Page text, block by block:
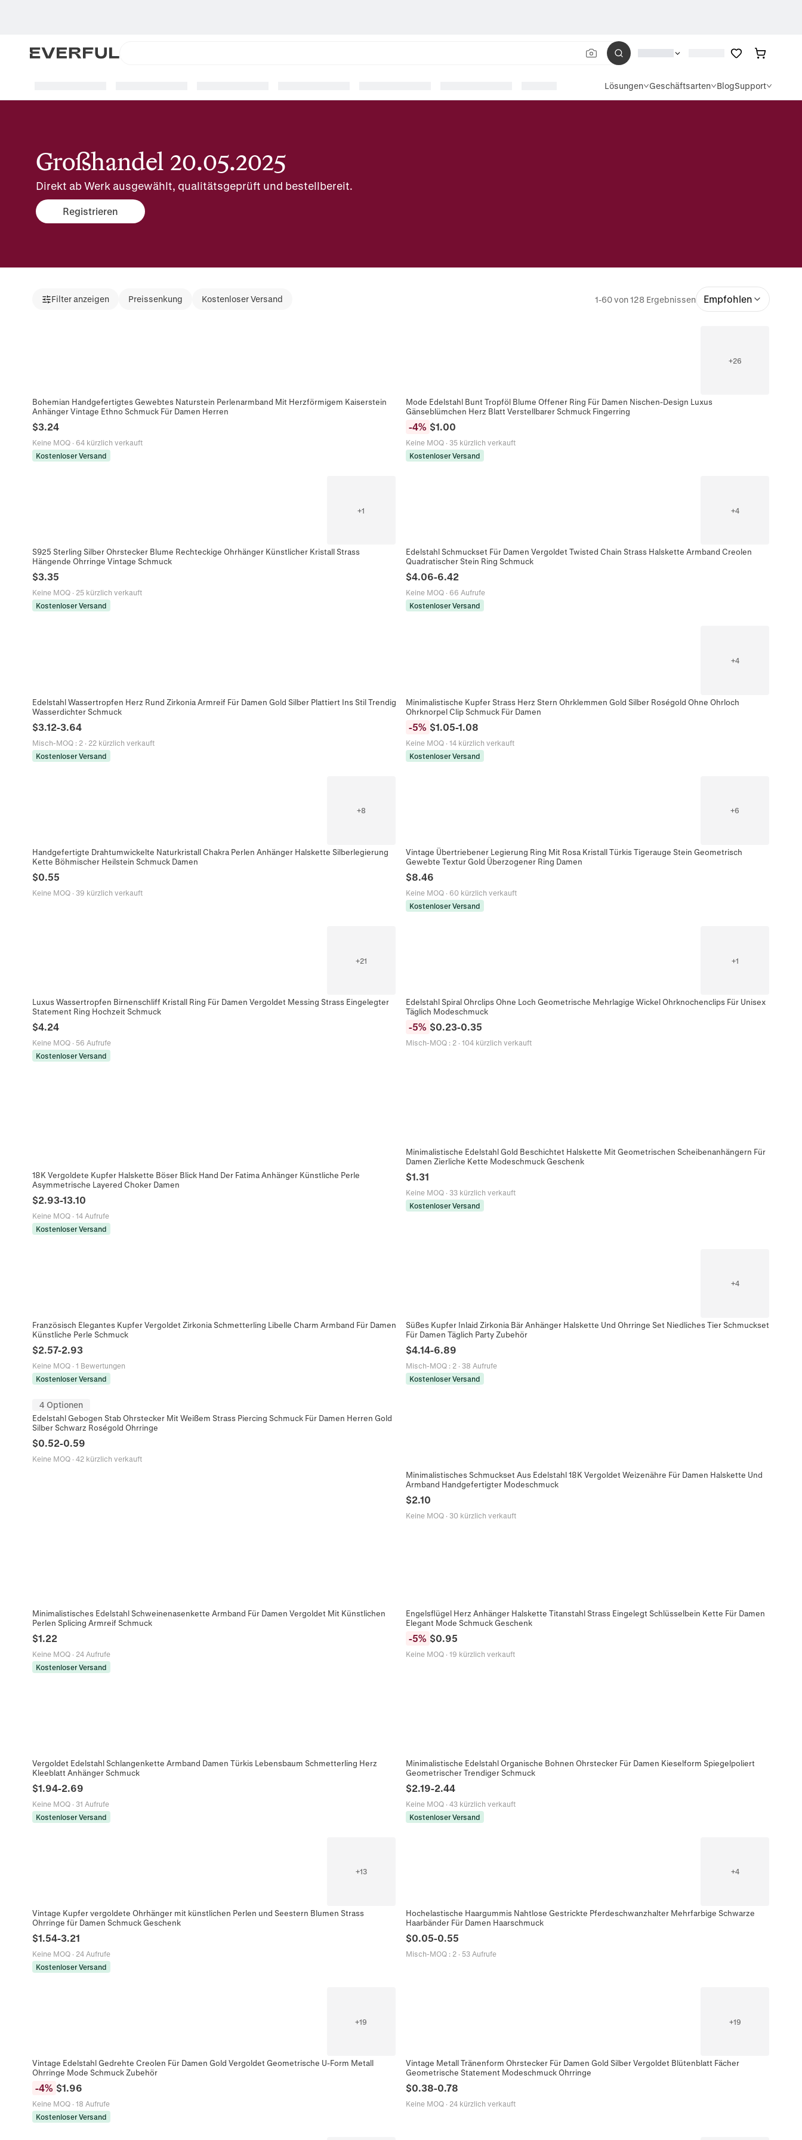
Lösungen Geschäftsarten BlogSupport
Großhandel 20.05.2025
Direkt ab Werk ausgewählt, qualitätsgeprüft und bestellbereit.
Registrieren
Filter anzeigen Preissenkung Kostenloser Versand 1-60 von 128 Ergebnissen Empfohlen
Bohemian Handgefertigtes Gewebtes Naturstein Perlenarmband Mit Herzförmigem Kaiserstein
Anhänger Vintage Ethno Schmuck Für Damen Herren
$3.24
Keine MOQ· 64 kürzlich verkauft
Kostenloser Versand
+26
Mode Edelstahl Bunt Tropföl Blume Offener Ring Für Damen Nischen-Design Luxus
Gänseblümchen Herz Blatt Verstellbarer Schmuck Fingerring
-4% $1.00
Keine MOQ · 35 kürzlich verkauft
Kostenloser Versand
+1
S925 Sterling Silber Ohrstecker Blume Rechteckige Ohrhänger Künstlicher Kristall Strass
Hängende Ohrringe Vintage Schmuck
$3.35
Keine MOQ· 25 kürzlich verkauft
Kostenloser Versand
+4
Edelstahl Schmuckset Für Damen Vergoldet Twisted Chain Strass Halskette Armband Creolen
Quadratischer Stein Ring Schmuck
$4.06-6.42
Keine MOQ · 66 Aufrufe
Kostenloser Versand
Edelstahl Wassertropfen Herz Rund Zirkonia Armreif Für Damen Gold Silber Plattiert Ins Stil Trendig
Wasserdichter Schmuck
$3.12-3.64
Misch-MOQ: 2· 22 kürzlich verkauft
Kostenloser Versand
+4
Minimalistische Kupfer Strass Herz Stern Ohrklemmen Gold Silber Roségold Ohne Ohrloch
Ohrknorpel Clip Schmuck Für Damen
-5% $1.05-1.08
Keine MOQ · 14 kürzlich verkauft
Kostenloser Versand
+8
Handgefertigte Drahtumwickelte Naturkristall Chakra Perlen Anhänger Halskette Silberlegierung
Kette Böhmischer Heilstein Schmuck Damen
$0.55
Keine MOQ· 39 kürzlich verkauft
+6
Vintage Übertriebener Legierung Ring Mit Rosa Kristall Türkis Tigerauge Stein Geometrisch
Gewebte Textur Gold Überzogener Ring Damen
$8.46
Keine MOQ · 60 kürzlich verkauft
Kostenloser Versand
+21
Luxus Wassertropfen Birnenschliff Kristall Ring Für Damen Vergoldet Messing Strass Eingelegter
Statement Ring Hochzeit Schmuck
$4.24
Keine MOQ· 56 Aufrufe
Kostenloser Versand
+1
Edelstahl Spiral Ohrclips Ohne Loch Geometrische Mehrlagige Wickel Ohrknochenclips Für Unisex
Täglich Modeschmuck
-5% $0.23-0.35
Misch-MOQ : 2 · 104 kürzlich verkauft
18K Vergoldete Kupfer Halskette Böser Blick Hand Der Fatima Anhänger Künstliche Perle
Asymmetrische Layered Choker Damen
$2.93-13.10
Keine MOQ· 14 Aufrufe
Kostenloser Versand
Minimalistische Edelstahl Gold Beschichtet Halskette Mit Geometrischen Scheibenanhängern Für
Damen Zierliche Kette Modeschmuck Geschenk
$1.31
Keine MOQ · 33 kürzlich verkauft
Kostenloser Versand
Französisch Elegantes Kupfer Vergoldet Zirkonia Schmetterling Libelle Charm Armband Für Damen
Künstliche Perle Schmuck
$2.57-2.93
Keine MOQ· 1 Bewertungen
Kostenloser Versand
+4
Süßes Kupfer Inlaid Zirkonia Bär Anhänger Halskette Und Ohrringe Set Niedliches Tier Schmuckset
Für Damen Täglich Party Zubehör
$4.14-6.89
Misch-MOQ : 2 · 38 Aufrufe
Kostenloser Versand
4 Optionen
Edelstahl Gebogen Stab Ohrstecker Mit Weißem Strass Piercing Schmuck Für Damen Herren Gold
Silber Schwarz Roségold Ohrringe
$0.52-0.59
Keine MOQ· 42 kürzlich verkauft
Minimalistisches Schmuckset Aus Edelstahl 18K Vergoldet Weizenähre Für Damen Halskette Und
Armband Handgefertigter Modeschmuck
$2.10
Keine MOQ · 30 kürzlich verkauft
Minimalistisches Edelstahl Schweinenasenkette Armband Für Damen Vergoldet Mit Künstlichen
Perlen Splicing Armreif Schmuck
$1.22
Keine MOQ· 24 Aufrufe
Kostenloser Versand
Engelsflügel Herz Anhänger Halskette Titanstahl Strass Eingelegt Schlüsselbein Kette Für Damen
Elegant Mode Schmuck Geschenk
-5% $0.95
Keine MOQ · 19 kürzlich verkauft
Vergoldet Edelstahl Schlangenkette Armband Damen Türkis Lebensbaum Schmetterling Herz
Kleeblatt Anhänger Schmuck
$1.94-2.69
Keine MOQ· 31 Aufrufe
Kostenloser Versand
Minimalistische Edelstahl Organische Bohnen Ohrstecker Für Damen Kieselform Spiegelpoliert
Geometrischer Trendiger Schmuck
$2.19-2.44
Keine MOQ · 43 kürzlich verkauft
Kostenloser Versand
+13
Vintage Kupfer vergoldete Ohrhänger mit künstlichen Perlen und Seestern Blumen Strass
Ohrringe für Damen Schmuck Geschenk
$1.54-3.21
Keine MOQ· 24 Aufrufe
Kostenloser Versand
+4
Hochelastische Haargummis Nahtlose Gestrickte Pferdeschwanzhalter Mehrfarbige Schwarze
Haarbänder Für Damen Haarschmuck
$0.05-0.55
Misch-MOQ : 2 · 53 Aufrufe
+19
Vintage Edelstahl Gedrehte Creolen Für Damen Gold Vergoldet Geometrische U-Form Metall
Ohrringe Mode Schmuck Zubehör
-4% $1.96
Keine MOQ· 18 Aufrufe
Kostenloser Versand
+19
Vintage Metall Tränenform Ohrstecker Für Damen Gold Silber Vergoldet Blütenblatt Fächer
Geometrische Statement Modeschmuck Ohrringe
$0.38-0.78
Keine MOQ · 24 kürzlich verkauft